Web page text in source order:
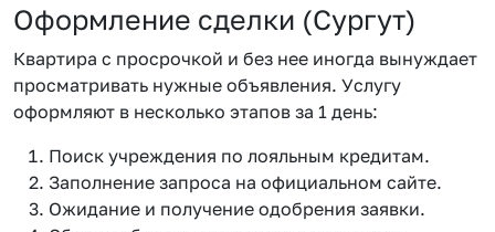
Оформление сделки (Сургут)
Квартира с просрочкой и без нее иногда вынуждает
просматривать нужные объявления. Услугу
оформляют в несколько этапов за 1 день:
Поиск учреждения по лояльным кредитам.
Заполнение запроса на официальном сайте.
Ожидание и получение одобрения заявки.